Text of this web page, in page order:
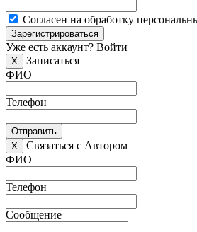
Согласен на обработку
Зарегистрироваться
Уже есть аккаунт? Войти
X
Записаться
ФИО
Телефон
Отправить
X
Связаться с Автором
ФИО
Телефон
Сообщение